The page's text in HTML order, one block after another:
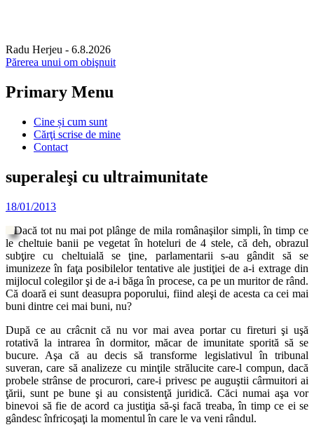
Radu Herjeu - 6.8.2026
Părerea unui om obişnuit
Primary Menu
Skip
content
Cine și cum sunt
Cărţi scrise de mine
Contact
superaleşi cu ultraimunitate
18/01/2013
Dacă tot nu mai pot plânge de mila românaşilor simpli, în timp ce
le cheltuie banii pe vegetat în hoteluri de 4 stele, că deh, obrazul
subţire cu cheltuială se ţine, parlamentarii s-au gândit să se
imunizeze în faţa posibilelor tentative ale justiţiei de a-i extrage din
mijlocul colegilor şi de a-i băga în procese, ca pe un muritor de rând.
Că doară ei sunt deasupra poporului, fiind aleşi de acesta ca cei mai
buni dintre cei mai buni, nu?
După ce au crâcnit că nu vor mai avea portar cu fireturi şi uşă
rotativă la intrarea în dormitor, măcar de imunitate sporită să se
bucure. Aşa că au decis să transforme legislativul în tribunal
suveran, care să analizeze cu minţile strălucite care-l compun, dacă
probele strânse de procurori, care-i privesc pe auguştii cârmuitori ai
ţării, sunt pe bune şi au consistenţă juridică. Căci numai aşa vor
binevoi să fie de acord ca justiţia să-şi facă treaba, în timp ce ei se
gândesc înfricoşaţi la momentul în care le va veni rândul.